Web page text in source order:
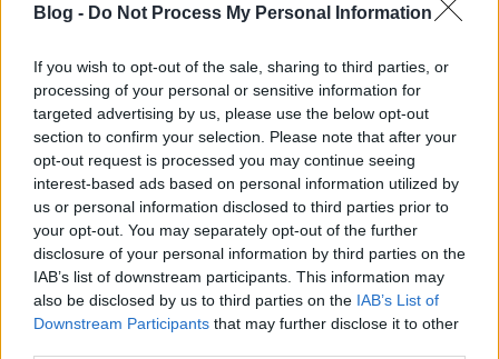
Blog - Do Not Process My Personal Information
If you wish to opt-out of the sale, sharing to third parties, or
processing of your personal or sensitive information for
targeted advertising by us, please use the below opt-out
section to confirm your selection. Please note that after your
opt-out request is processed you may continue seeing
interest-based ads based on personal information utilized by
us or personal information disclosed to third parties prior to
your opt-out. You may separately opt-out of the further
disclosure of your personal information by third parties on the
IAB’s list of downstream participants. This information may
also be disclosed by us to third parties on the IAB’s List of
Downstream Participants that may further disclose it to other
Előzetest kapott a Star Trek
Renegades
sixx•2013. december 06.
Nem azért vagyunk izgatottak mert annyira
szeretnénk a Star Trek idealizált, Csillagflottás
univerzumát, hanem azért, mert ezt az első olyan
fanflm, vagy websorozat-kezdeményezés, amiben
látunk fantáziát. A színészek között számos olyat
felfedezhetünk, aki az eddigi sorozatokban is…